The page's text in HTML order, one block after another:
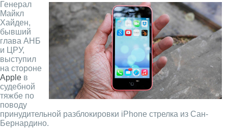
Генерал
Майкл
Хайден,
бывший
глава АНБ
и ЦРУ,
выступил
на стороне
Apple в
судебной
тяжбе по
поводу
принудительной разблокировки iPhone стрелка из Сан-
Бернардино.